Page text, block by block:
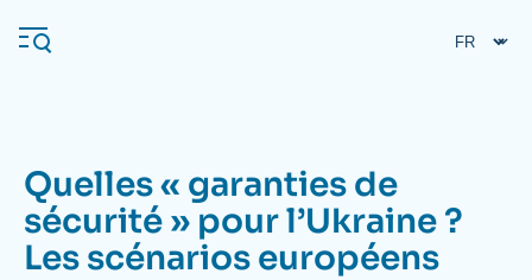
au
contenu
Navigation
principale
L'Ifri
Quelles « garanties de
sécurité » pour l’Ukraine ?
Les scénarios européens